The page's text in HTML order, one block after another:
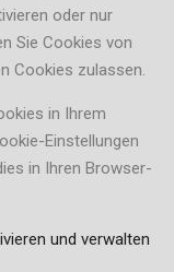
oder nur
Sie Cookies von
Cookies zulassen.
in Ihrem
Einstellungen
in Ihren Browser-
und verwalten